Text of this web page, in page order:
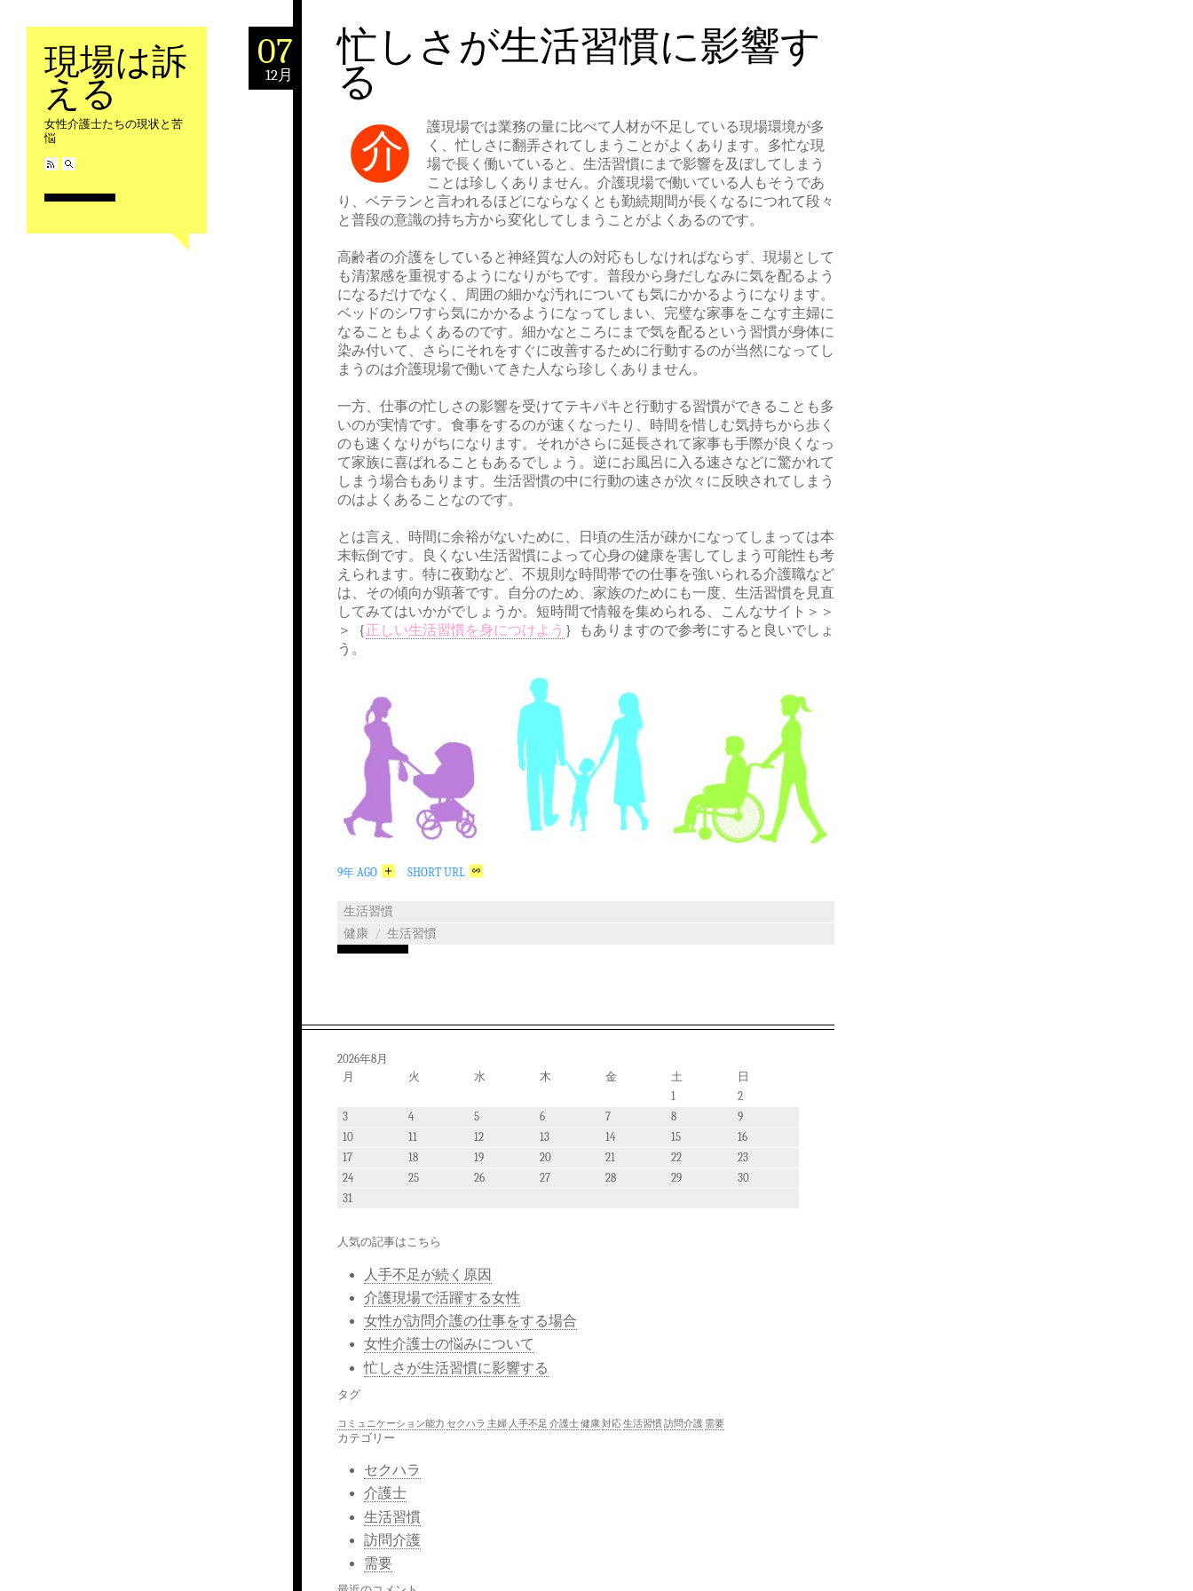
現場は訴
える
女性介護士たちの現状と苦
悩
07
12月
忙しさが生活習慣に影響す
る
介
護現場では業務の量に比べて人材が不足している現場環境が多
く、忙しさに翻弄されてしまうことがよくあります。多忙な現
場で長く働いていると、生活習慣にまで影響を及ぼしてしまう
ことは珍しくありません。介護現場で働いている人もそうであ
り、ベテランと言われるほどにならなくとも勤続期間が長くなるにつれて段々
と普段の意識の持ち方から変化してしまうことがよくあるのです。
高齢者の介護をしていると神経質な人の対応もしなければならず、現場として
も清潔感を重視するようになりがちです。普段から身だしなみに気を配るよう
になるだけでなく、周囲の細かな汚れについても気にかかるようになります。
ベッドのシワすら気にかかるようになってしまい、完璧な家事をこなす主婦に
なることもよくあるのです。細かなところにまで気を配るという習慣が身体に
染み付いて、さらにそれをすぐに改善するために行動するのが当然になってし
まうのは介護現場で働いてきた人なら珍しくありません。
一方、仕事の忙しさの影響を受けてテキパキと行動する習慣ができることも多
いのが実情です。食事をするのが速くなったり、時間を惜しむ気持ちから歩く
のも速くなりがちになります。それがさらに延長されて家事も手際が良くなっ
て家族に喜ばれることもあるでしょう。逆にお風呂に入る速さなどに驚かれて
しまう場合もあります。生活習慣の中に行動の速さが次々に反映されてしまう
のはよくあることなのです。
とは言え、時間に余裕がないために、日頃の生活が疎かになってしまっては本
末転倒です。良くない生活習慣によって心身の健康を害してしまう可能性も考
えられます。特に夜勤など、不規則な時間帯での仕事を強いられる介護職など
は、その傾向が顕著です。自分のため、家族のためにも一度、生活習慣を見直
してみてはいかがでしょうか。短時間で情報を集められる、こんなサイト＞＞
＞｛正しい生活習慣を身につけよう ｝もありますので参考にすると良いでしょ
う。
9年 AGO SHORT URL
生活習慣
健康 / 生活習慣
2026年8月
月
火 水 木 金 土
日
1
2
3
4 5 6 7 8
9
10
11 12 13 14 15
16
17
18 19 20 21 22
23
24
25 26 27 28 29
30
31
人気の記事はこちら
人手不足が続く原因
介護現場で活躍する女性
女性が訪問介護の仕事をする場合
女性介護士の悩みについて
忙しさが生活習慣に影響する
タグ
コミュニケーション能力 セクハラ 主婦 人手不足 介護士健康 対応生活習慣訪問介護 需要
カテゴリー
セクハラ
介護士
生活習慣
訪問介護
需要